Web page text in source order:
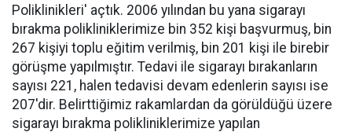
Poliklinikleri' açtık. 2006 yılından bu yana sigarayı
bırakma polikliniklerimize bin 352 kişi başvurmuş, bin
267 kişiyi toplu eğitim verilmiş, bin 201 kişi ile birebir
görüşme yapılmıştır. Tedavi ile sigarayı bırakanların
sayısı 221, halen tedavisi devam edenlerin sayısı ise
207'dir. Belirttiğimiz rakamlardan da görüldüğü üzere
sigarayı bırakma polikliniklerimize yapılan